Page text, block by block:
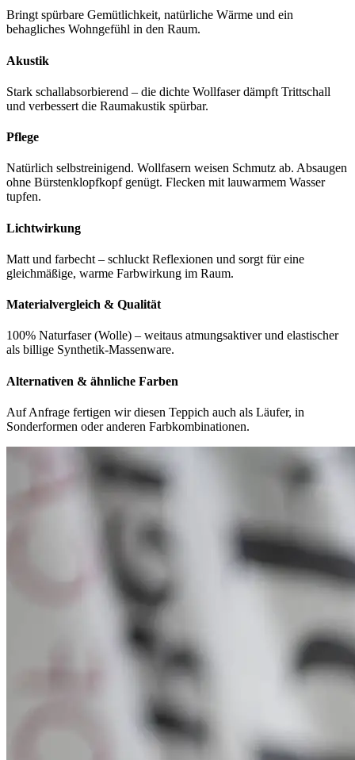
Bringt spürbare Gemütlichkeit, natürliche Wärme und ein
behagliches Wohngefühl in den Raum.
Akustik
Stark schallabsorbierend – die dichte Wollfaser dämpft Trittschall
und verbessert die Raumakustik spürbar.
Pflege
Natürlich selbstreinigend. Wollfasern weisen Schmutz ab. Absaugen
ohne Bürstenklopfkopf genügt. Flecken mit lauwarmem Wasser
tupfen.
Lichtwirkung
Matt und farbecht – schluckt Reflexionen und sorgt für eine
gleichmäßige, warme Farbwirkung im Raum.
Materialvergleich & Qualität
100% Naturfaser (Wolle) – weitaus atmungsaktiver und elastischer
als billige Synthetik-Massenware.
Alternativen & ähnliche Farben
Auf Anfrage fertigen wir diesen Teppich auch als Läufer, in
Sonderformen oder anderen Farbkombinationen.